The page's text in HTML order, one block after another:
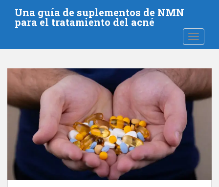
a
Una guía de suplementos de NMN
para el tratamiento del acné